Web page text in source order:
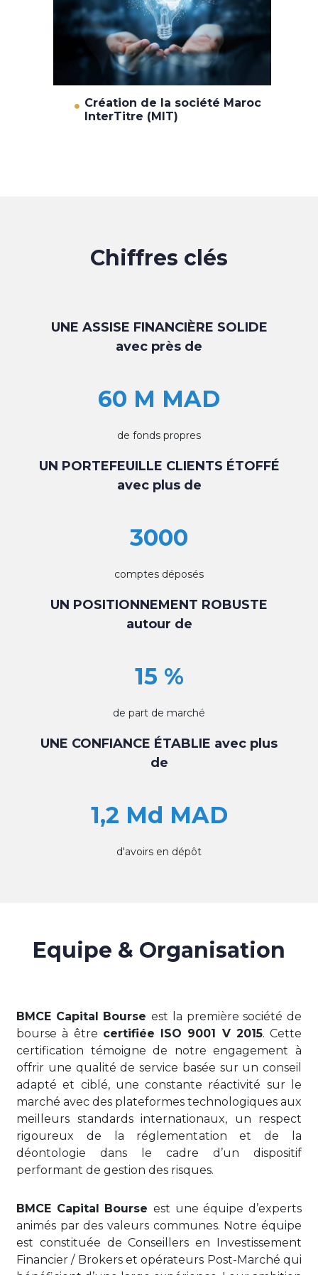
Création de la société Maroc
InterTitre (MIT)
Chiffres clés
UNE ASSISE FINANCIÈRE SOLIDE
avec près de
60 M MAD
de fonds propres
UN PORTEFEUILLE CLIENTS ÉTOFFÉ
avec plus de
3000
comptes déposés
UN POSITIONNEMENT ROBUSTE
autour de
15 %
de part de marché
UNE CONFIANCE ÉTABLIE avec plus
de
1,2 Md MAD
d'avoirs en dépôt
Equipe & Organisation
BMCE Capital Bourseest la première société de
bourse à être certifiée ISO 9001 V 2015. Cette
certification témoigne de notre engagement à
offrir une qualité de service basée sur un conseil
adapté et ciblé, une constante réactivité sur le
marché avec des plateformes technologiques aux
meilleurs standards internationaux, un respect
rigoureux de la réglementation et de la
déontologie dans le cadre d’un dispositif
performant de gestion des risques.
BMCE Capital Bourse est une équipe d’experts
animés par des valeurs communes. Notre équipe
est constituée de Conseillers en Investissement
Financier / Brokers et opérateurs Post-Marché qui